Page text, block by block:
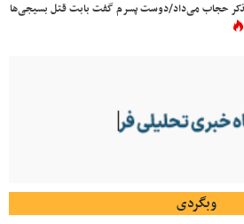
حجاب می‌داد/دوست پسرم گفت بابت قتل بسیجی‌ها
وبگردی